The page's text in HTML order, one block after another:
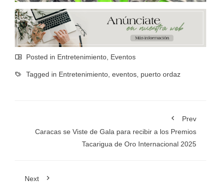
Posted in Entretenimiento Eventos
Tagged in Entretenimiento eventos puerto ordaz
Prev
Caracas se Viste de Gala para recibir a los Premios
Tacarigua de Oro Internacional 2025
Next